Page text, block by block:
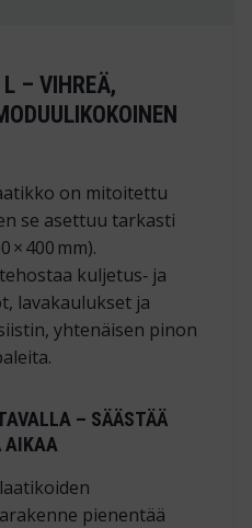
– VIHREÄ,
on mitoitettu
se asettuu tarkasti
× 400 mm).
kuljetus‑ ja
lavakaulukset ja
yhtenäisen pinon
– SÄÄSTÄÄ
AIKAA
pienentää